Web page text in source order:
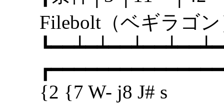
Filebolt（ベギ
{2 {7 W- j8 J# s